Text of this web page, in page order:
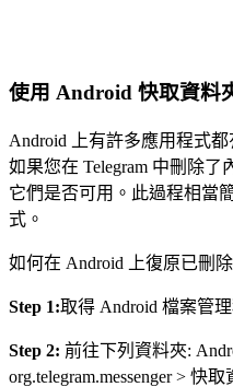
使用 Android 快取資料
Android 上有許多應用程式都
如果您在 Telegram 中刪除
它們是否可用。此過程相當
式。
如何在 Android 上復原已刪除
Step 1:取得 Android 檔案管
Step 2: 前往下列資料夾:
org.telegram.messenger > 快取